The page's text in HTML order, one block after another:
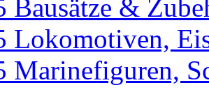
Bausätze &
Lokomotiven,
Marinefiguren,